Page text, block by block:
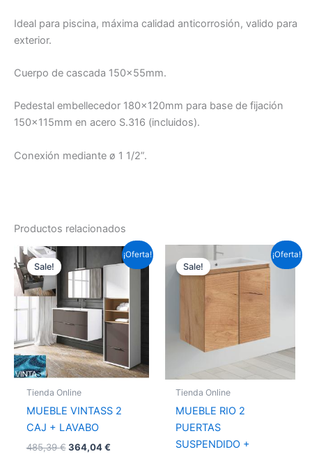
Ideal para piscina, máxima calidad anticorrosión, valido para
exterior.
Cuerpo de cascada 150x55mm.
Pedestal embellecedor 180x120mm para base de fijación
150x115mm en acero S.316 (incluidos).
Conexión mediante ø 1 1/2”.
Productos relacionados
¡Oferta!
Sale!
Tienda Online
MUEBLE VINTASS 2
CAJ + LAVABO
485,39€ 364,04€
Este
producto
se
¡Oferta!
Sale!
Tienda Online
MUEBLE RIO 2
PUERTAS
SUSPENDIDO +
Este